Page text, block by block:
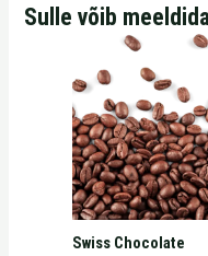
Sulle võib
Swiss Chocolate
kuni
21,00